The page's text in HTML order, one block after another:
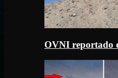
OVNI reportado